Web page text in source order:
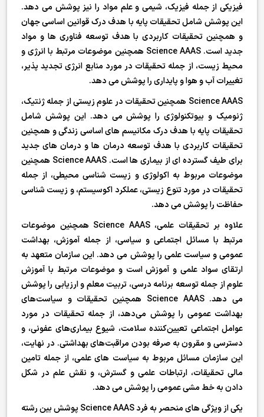
فیزیکی از جمله فیزیک، شیمی و علم مواد را نیز پوشش می دهد.
این پوشش شامل تحقیقات پایه با هدف درک قوانین اساسی جهان
و همچنین تحقیقات کاربردی با هدف توسعه فناوری ها و مواد
جدید است. Science AAAS همچنین موضوعات مرتبط با انرژی و
محیط زیست، از جمله تحقیقات در مورد منابع انرژی تجدید پذیر،
تغییرات آب و هوا و پایداری را پوشش می دهد.
Science AAAS همچنین تحقیقات در علوم زیستی از جمله ژنتیک،
ژنومیک و بیوتکنولوژی را پوشش می دهد. این پوشش شامل
تحقیقات پایه با هدف درک مکانیسم های اساسی زندگی و همچنین
تحقیقات کاربردی با هدف توسعه درمان ها و درمان های جدید
برای طیف گسترده ای از بیماری ها است. Science AAAS همچنین
موضوعات مربوط به اکولوژی و زیست شناسی محیطی، از جمله
تحقیقات در مورد تنوع زیستی، عملکرد اکوسیستم، و زیست شناسی
حفاظت را پوشش می دهد.
علاوه بر تحقیقات علمی، Science AAAS همچنین موضوعات
مرتبط با مسائل اجتماعی و سیاسی، از جمله آموزش، بهداشت
عمومی و سیاست علمی را پوشش می دهد. این سازمان متعهد به
ارتقای سواد علمی و آموزش است و موضوعات مرتبط با آموزش
علوم از جمله توسعه برنامه درسی، تربیت معلم و ارزیابی را پوشش
می دهد. Science AAAS همچنین تحقیقات و سیاست‌های
بهداشت عمومی را پوشش می‌دهد، از جمله تحقیقات در مورد
عوامل اجتماعی تعیین‌کننده سلامت، شیوع بیماری‌های عفونی، و
دسترسی و مقرون به صرفه بودن مراقبت‌های بهداشتی. در نهایت،
این سازمان مسائل مربوط به سیاست های علمی، از جمله تامین
مالی تحقیقات، ارتباطات علمی و گسترش، و نقش علم در شکل
دادن به خط مشی عمومی را پوشش می دهد.
یکی از ویژگی های منحصر به فرد Science AAAS پوشش بین رشته